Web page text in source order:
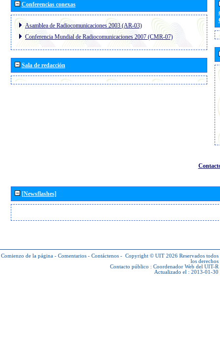
Conferencias conexas
Asamblea de Radiocomunicaciones 2003 (AR-03)
Conferencia Mundial de Radiocomunicaciones 2007 (CMR-07)
Sala de redacción
[Newsflashes]
Comienzo de la página - Comentarios - Contáctenos - Copyright © UIT 2026 Reservados todos
los derechos
Contacto público : Coordenador Web del UIT-R
Actualizado el : 2013-01-30